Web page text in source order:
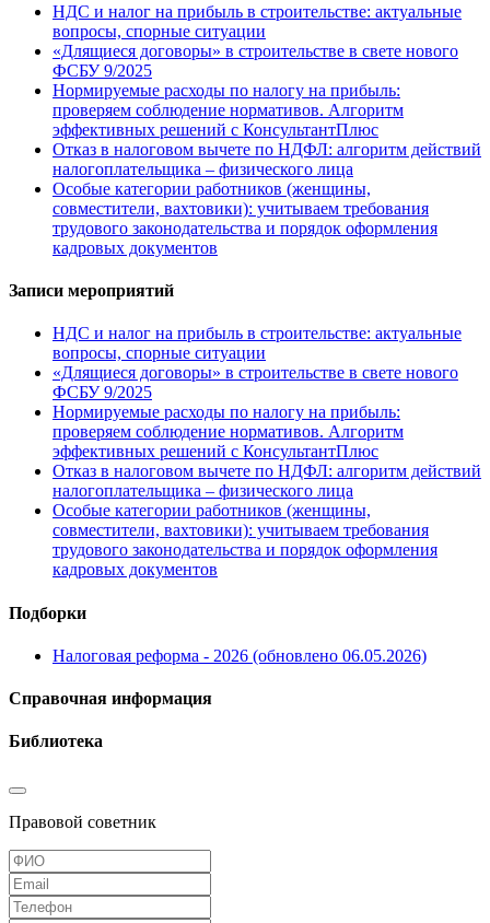
НДС и налог на прибыль в строительстве: актуальные
вопросы, спорные ситуации
«Длящиеся договоры» в строительстве в свете нового
ФСБУ 9/2025
Нормируемые расходы по налогу на прибыль:
проверяем соблюдение нормативов. Алгоритм
эффективных решений с КонсультантПлюс
Отказ в налоговом вычете по НДФЛ: алгоритм действий
налогоплательщика – физического лица
Особые категории работников (женщины,
совместители, вахтовики): учитываем требования
трудового законодательства и порядок оформления
кадровых документов
Записи мероприятий
НДС и налог на прибыль в строительстве: актуальные
вопросы, спорные ситуации
«Длящиеся договоры» в строительстве в свете нового
ФСБУ 9/2025
Нормируемые расходы по налогу на прибыль:
проверяем соблюдение нормативов. Алгоритм
эффективных решений с КонсультантПлюс
Отказ в налоговом вычете по НДФЛ: алгоритм действий
налогоплательщика – физического лица
Особые категории работников (женщины,
совместители, вахтовики): учитываем требования
трудового законодательства и порядок оформления
кадровых документов
Подборки
Налоговая реформа - 2026 (обновлено 06.05.2026)
Справочная информация
Библиотека
Правовой советник